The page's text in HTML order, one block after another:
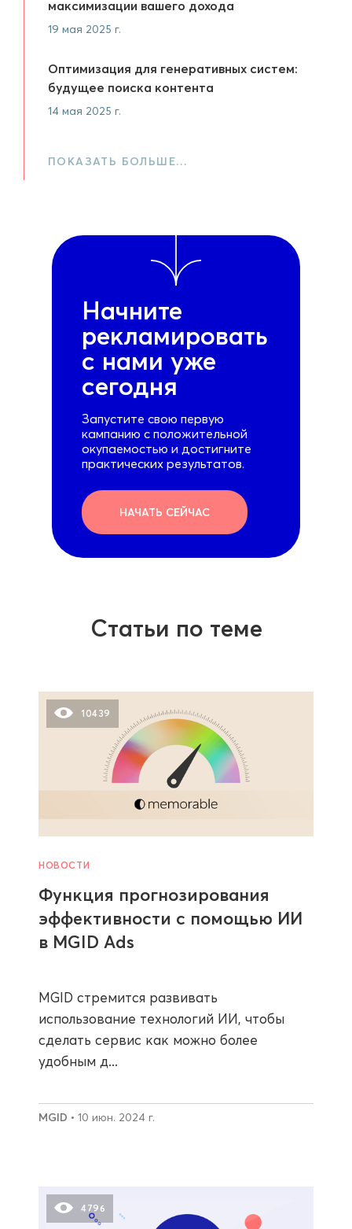
максимизации вашего дохода
19 мая 2025 г.
Оптимизация для генеративных систем:
будущее поиска контента
14 мая 2025 г.
ПОКАЗАТЬ БОЛЬШЕ…
Начните
рекламировать
с нами уже
сегодня
Запустите свою первую
кампанию с положительной
окупаемостью и достигните
практических результатов.
НАЧАТЬ СЕЙЧАС
Статьи по теме
10439
НОВОСТИ
Функция прогнозирования
эффективности с помощью ИИ
в MGID Ads
MGID стремится развивать
использование технологий ИИ, чтобы
сделать сервис как можно более
удобным д...
MGID • 10 июн. 2024 г.
4796